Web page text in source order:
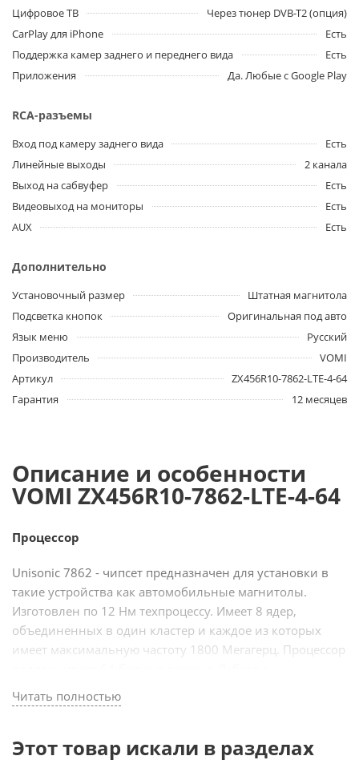
Цифровое ТВ
Через тюнер DVB-T2 (опция)
CarPlay для iPhone
Есть
Поддержка камер заднего и переднего вида
Есть
Приложения
Да. Любые с Google Play
RCA-разъемы
Вход под камеру заднего вида
Есть
Линейные выходы
2 канала
Выход на сабвуфер
Есть
Видеовыход на мониторы
Есть
AUX
Есть
Дополнительно
Установочный размер
Штатная магнитола
Подсветка кнопок
Оригинальная под авто
Язык меню
Русский
Производитель
VOMI
Артикул
ZX456R10-7862-LTE-4-64
Гарантия
12 месяцев
Описание и особенности
VOMI ZX456R10-7862-LTE-4-64
Процессор
Unisonic 7862 - чипсет предназначен для установки в
такие устройства как автомобильные магнитолы.
Изготовлен по 12 Нм техпроцессу. Имеет 8 ядер,
объединенных в один кластер и каждое из которых
имеет максимальную частоту 1800 Мегагерц. Процессор
графическими данными происходит при помощи чипа
2-ядерного ARM Mali G52 614.4 Мегагерц. Магнитолы
работать в сетях LTE.
Читать полностью
Этот товар искали в разделах